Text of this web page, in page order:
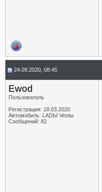
24.09.2020, 08:45
Ewod
Пользователь
Регистрация: 18.03.2020
Автомобиль: LADЫ Vestы
Сообщений: 82